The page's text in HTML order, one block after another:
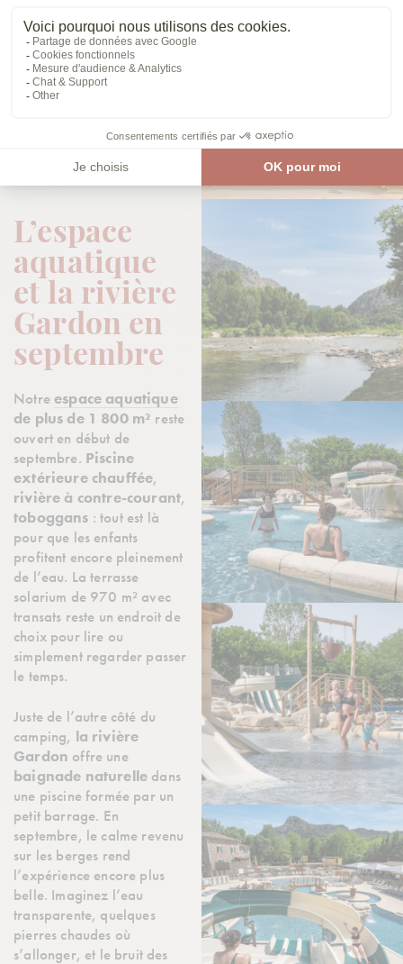
L’espace
aquatique
et la rivière
Gardon en
septembre
Notre espace aquatique
de plus de 1 800 m² reste
ouvert en début de
septembre. Piscine
extérieure chauffée,
rivière à contre-courant,
toboggans : tout est là
pour que les enfants
profitent encore pleinement
de l’eau. La terrasse
solarium de 970 m² avec
transats reste un endroit de
choix pour lire ou
simplement regarder passer
le temps.
Juste de l’autre côté du
camping, la rivière
Gardon offre une
baignade naturelle dans
une piscine formée par un
petit barrage. En
septembre, le calme revenu
sur les berges rend
l’expérience encore plus
belle. Imaginez l’eau
transparente, quelques
pierres chaudes où
s’allonger, et le bruit des